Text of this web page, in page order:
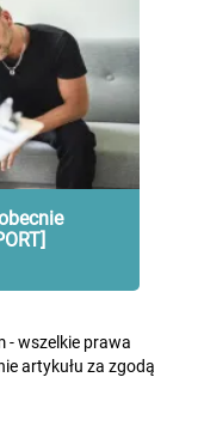
- wszelkie prawa
artykułu za zgodą